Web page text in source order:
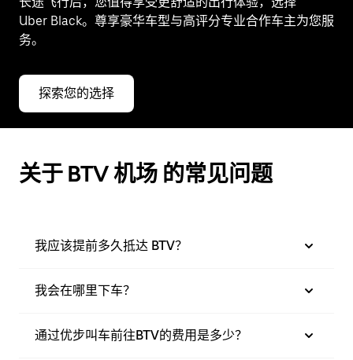
Uber Black。尊享豪华车型与高评分专业合作车主为您服
务。
探索您的选择
关于 BTV 机场 的常见问题
我应该提前多久抵达 BTV？
我会在哪里下车？
通过优步叫车前往BTV的费用是多少？